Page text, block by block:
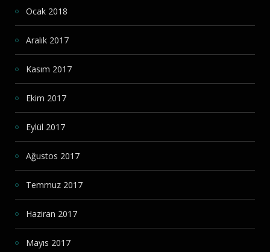
Ocak 2018
Aralık 2017
Kasım 2017
Ekim 2017
Eylül 2017
Ağustos 2017
Temmuz 2017
Haziran 2017
Mayıs 2017